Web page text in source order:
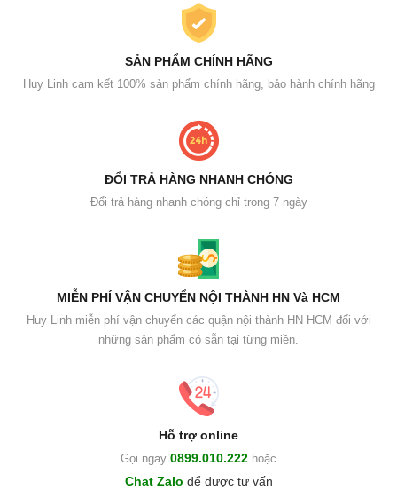
SẢN PHẨM CHÍNH HÃNG
Huy Linh cam kết 100% sản phẩm chính hãng, bảo hành chính hãng
ĐỔI TRẢ HÀNG NHANH CHÓNG
Đổi trả hàng nhanh chóng chỉ trong 7 ngày
MIỄN PHÍ VẬN CHUYỂN NỘI THÀNH HN Và HCM
Huy Linh miễn phí vận chuyển các quận nội thành HN HCM đối với
những sản phẩm có sẵn tại từng miền.
Hỗ trợ online
Gọi ngay 0899.010.222 hoặc
Chat Zalo để được tư vấn